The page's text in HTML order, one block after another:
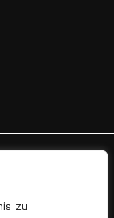
zu